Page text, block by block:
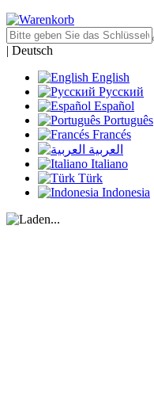
| Deutsch
English
Русский
Español
Português
Francés
العربية
Italiano
Türk
Indonesia